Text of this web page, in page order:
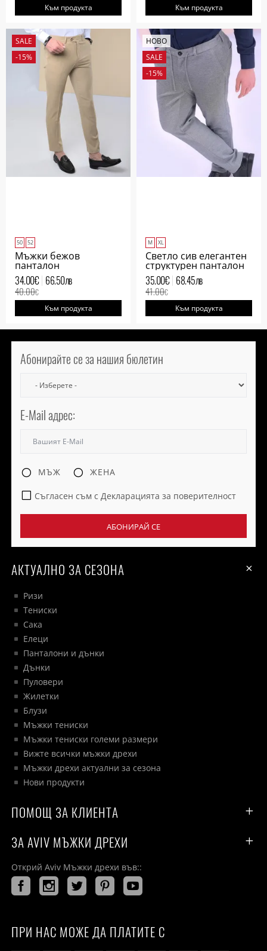
Към продукта Към продукта
SALE
-15%
50 52
Мъжки бежов
панталон
34.00€ 66.50лв
40.00€
Към продукта
НОВО
SALE
-15%
M XL
Светло сив елегантен
структурен панталон
35.00€ 68.45лв
41.00€
Към продукта
Абонирайте се за нашия бюлетин
E-Mail адрес:
МЪЖ ЖЕНА
Съгласен съм с Декларацията за поверителност
АБОНИРАЙ СЕ
АКТУАЛНО ЗА СЕЗОНА
Ризи
Тениски
Сака
Елеци
Панталони и дънки
Дънки
Пуловери
Жилетки
Блузи
Мъжки тениски
Мъжки тениски големи размери
Вижте всички мъжки дрехи
Мъжки дрехи актуални за сезона
Нови продукти
ПОМОЩ ЗА КЛИЕНТА
ЗА AVIV МЪЖКИ ДРЕХИ
Открий Aviv Мъжки дрехи във::
ПРИ НАС МОЖЕ ДА ПЛАТИТЕ С